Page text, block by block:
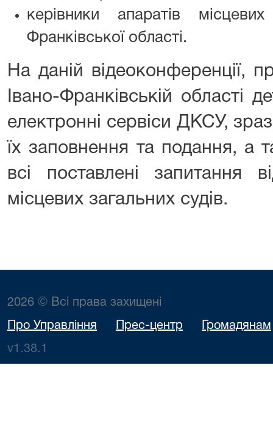
керівники апаратів
Франківської області.
На даній відеоконференції,
Івано-Франківській області
електронні сервіси ДКСУ,
їх заповнення та подання, а
всі поставлені запитання
місцевих загальних судів.
2026 © Всі права захищені
Про Управління Прес-центр Громадянам
v1.38.1